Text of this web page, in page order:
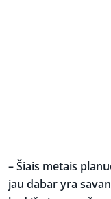
– Šiais metais
jau dabar yra